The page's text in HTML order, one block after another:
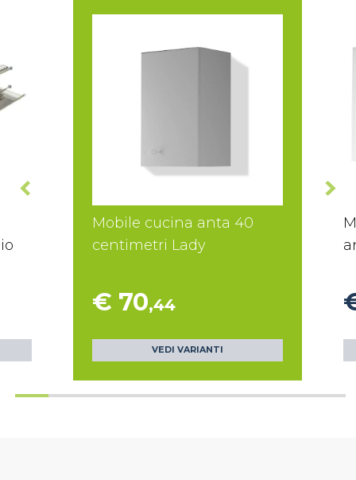
Mobile cucina anta 40
centimetri Lady
€ 70,44
VEDI VARIANTI